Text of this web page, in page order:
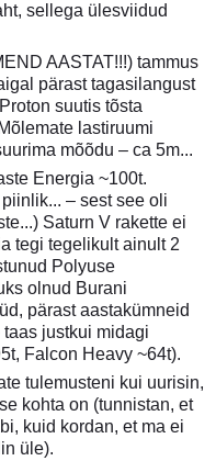
sellega ülesviidud
AASTAT!!!) tammus
pärast tagasilangust
suutis tõsta
lastiruumi
mõõdu – ca 5m...
Energia ~100t.
– sest see oli
Saturn V rakette ei
tegi tegelikult ainult 2
Polyuse
olnud Burani
pärast aastakümneid
justkui midagi
Falcon Heavy ~64t).
tulemusteni kui uurisin,
kohta on (tunnistan, et
kuid kordan, et ma ei
üle).